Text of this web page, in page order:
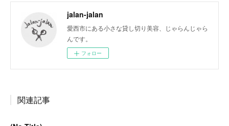
jalan-jalan
愛西市にある小さな貸し切り美容、じゃらんじゃら
んです。
フォロー
関連記事